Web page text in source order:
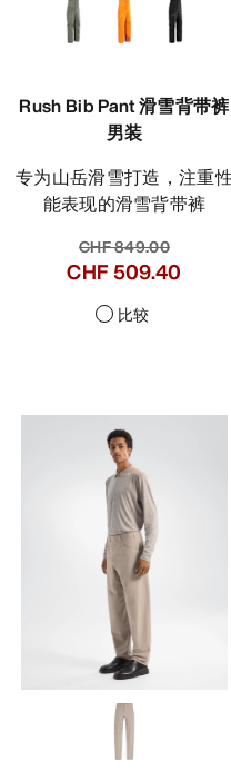
Rush Bib Pant 滑雪背带裤
男装
专为山岳滑雪打造，注重性
能表现的滑雪背带裤
CHF 849.00
CHF 509.40
比较